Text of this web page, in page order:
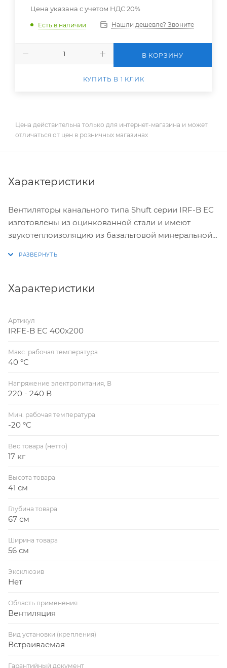
Цена указана с учетом НДС 20%
Есть в наличии Нашли дешевле? Звоните
В КОРЗИНУ
КУПИТЬ В 1 КЛИК
Цена действительна только для интернет-магазина и может
отличаться от цен в розничных магазинах
Характеристики
Вентиляторы канального типа Shuft серии IRF-B EC
изготовлены из оцинкованной стали и имеют
звукотеплоизоляцию из базальтовой минеральной
внешним ротором. Двигатель защищен термореле
Характеристики
Артикул
IRFE-B EC 400x200
Макс. рабочая температура
40 °С
Напряжение электропитания, В
220 - 240 В
Мин. рабочая температура
-20 °С
Вес товара (нетто)
17 кг
Высота товара
41 см
Глубина товара
67 см
Ширина товара
56 см
Эксклюзив
Нет
Область применения
Вентиляция
Вид установки (крепления)
Встраиваемая
Гарантийный документ